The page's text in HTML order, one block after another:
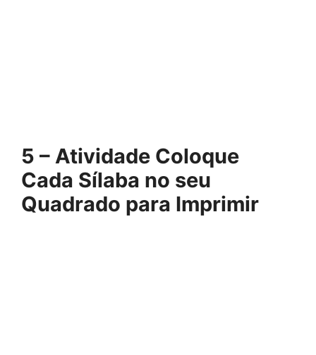
5 – Atividade Coloque
Cada Sílaba no seu
Quadrado para Imprimir